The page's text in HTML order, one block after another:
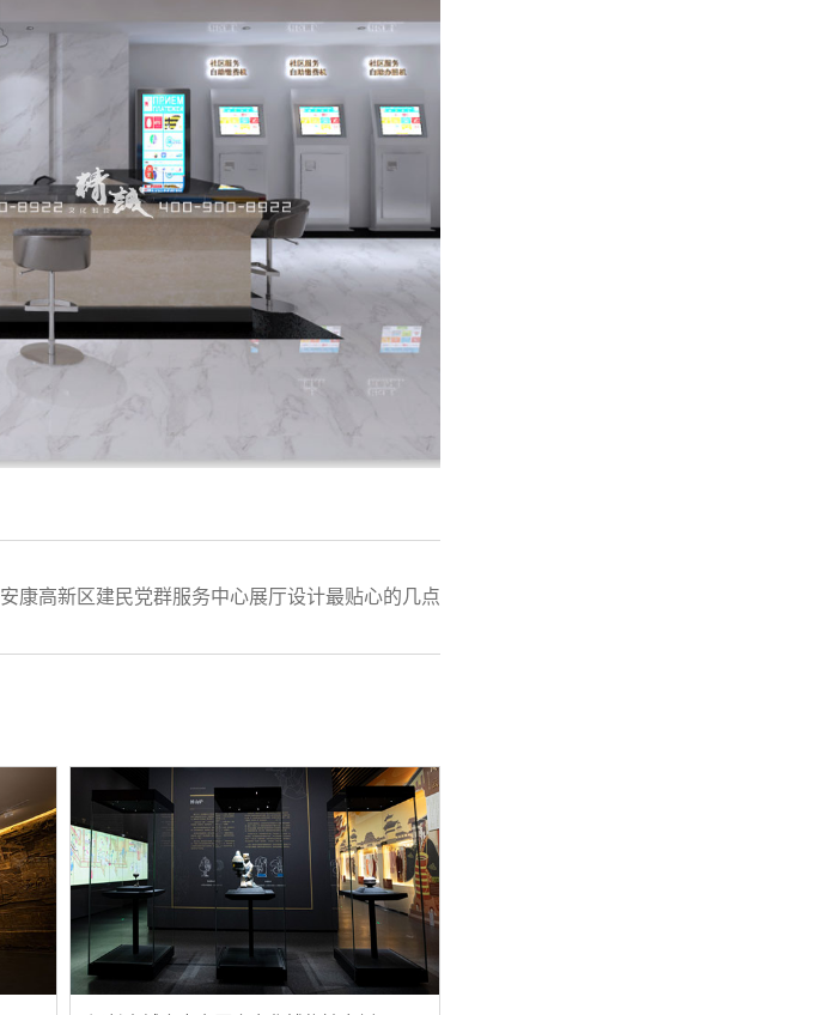
安康高新区建民党群服务中心展厅设计最贴心的几点